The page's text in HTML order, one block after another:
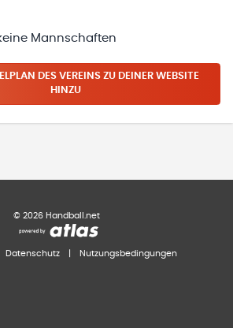
Mannschaften
DES VEREINS ZU DEINER WEBSITE
HINZU
© 2026 Handball.net
Datenschutz Nutzungsbedingungen